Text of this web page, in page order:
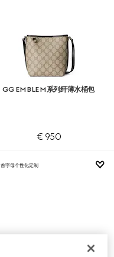
GG EMBLEM系列纤薄水桶包
€ 950
首字母个性化定制